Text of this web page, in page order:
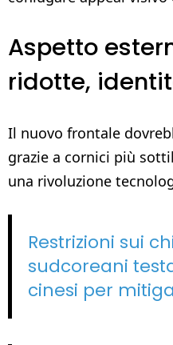
Aspetto
ridotte,
Il nuovo frontale
grazie a cornici più
una rivoluzione
Restrizioni sui
sudcoreani
cinesi per